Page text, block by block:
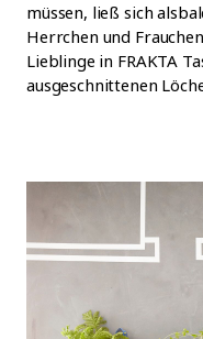
müssen, ließ sich
Herrchen und
Lieblinge in FRAKTA
ausgeschnittenen